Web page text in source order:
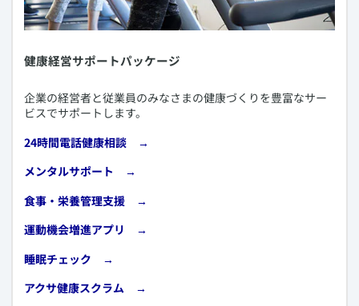
​健康経営サポートパッケージ
​企業の経営者と従業員のみなさまの健康づくりを豊富なサー
ビスでサポートします。
​24時間電話健康相談 →
​メンタルサポート →
​食事・栄養管理支援 →
​運動機会増進アプリ →
​睡眠チェック →
​アクサ健康スクラム →